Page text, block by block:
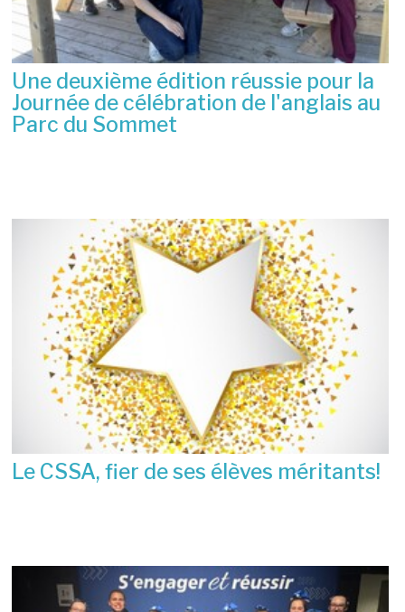
Une deuxième édition réussie pour la
Journée de célébration de l'anglais au
Parc du Sommet
Le CSSA, fier de ses élèves méritants!